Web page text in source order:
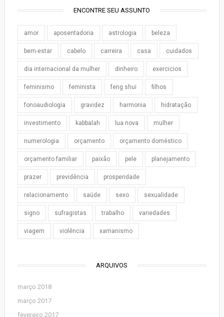
ENCONTRE SEU ASSUNTO
amor aposentadoria astrologia beleza
bem-estar cabelo carreira casa cuidados
dia internacional da mulher dinheiro exercicios
feminismo feminista feng shui filhos
fonoaudiologia gravidez harmonia hidratação
investimento kabbalah lua nova mulher
numerologia orçamento orçamento doméstico
orçamento familiar paixão pele planejamento
prazer previdência prosperidade
relacionamento saúde sexo sexualidade
signo sufragistas trabalho variedades
viagem violência xamanismo
ARQUIVOS
março 2018
março 2017
fevereiro 2017